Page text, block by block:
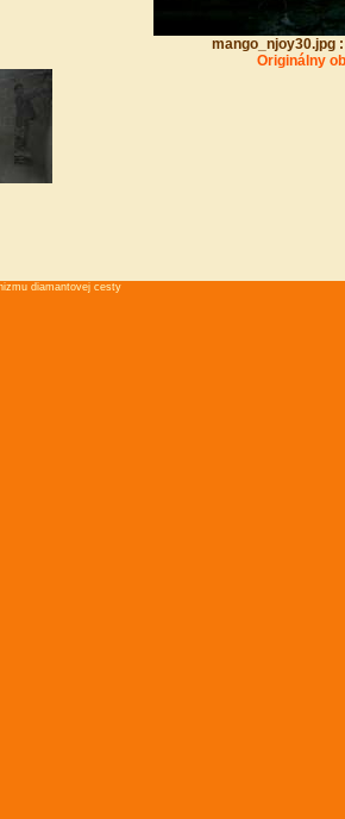
mango_njoy30.jpg
Originálny
diamantovej cesty